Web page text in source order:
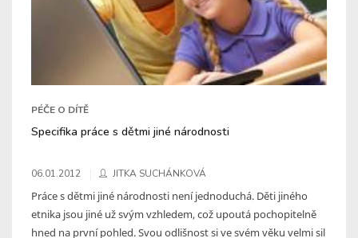
PÉČE O DÍTĚ
Specifika práce s dětmi jiné národnosti
06.01.2012 JITKA SUCHÁNKOVÁ
Práce s dětmi jiné národnosti není jednoduchá. Děti jiného
etnika jsou jiné už svým vzhledem, což upoutá pochopitelně
hned na první pohled. Svou odlišnost si ve svém věku velmi sil